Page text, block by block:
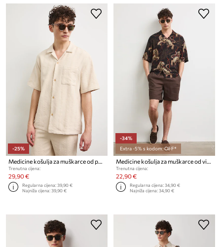
-25%
Medicine košulja za muškarce od pamuka
Trenutna cijena:
29,90 €
Regularna cijena:39,90 €
Najniža cijena:39,90 €
-34%
Extra -5% s kodom: OFF*
Medicine košulja za muškarce od viskoze
Trenutna cijena:
22,90 €
Regularna cijena:34,90 €
Najniža cijena:34,90 €